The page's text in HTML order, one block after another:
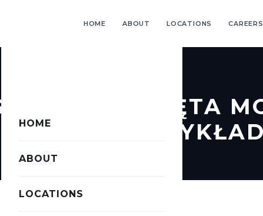
HOME ABOUT LOCATIONS CAREERS
HOME
ABOUT
LOCATIONS
I ZWIERZĘTA
MGLE?